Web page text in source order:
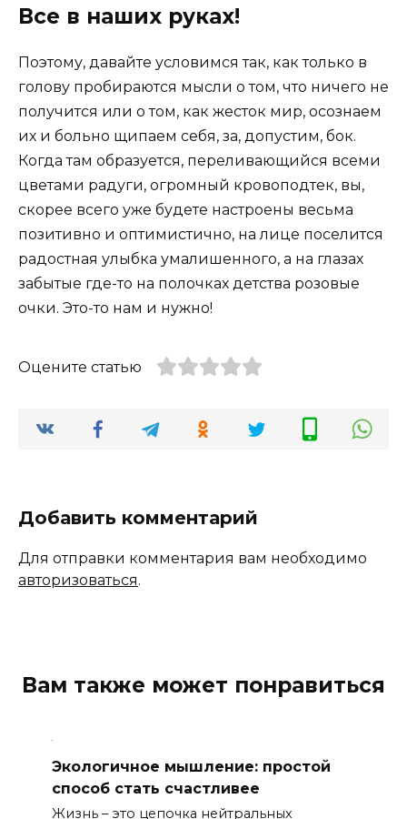
Все в наших руках!
Поэтому, давайте условимся так, как только в
голову пробираются мысли о том, что ничего не
получится или о том, как жесток мир, осознаем
их и больно щипаем себя, за, допустим, бок.
Когда там образуется, переливающийся всеми
цветами радуги, огромный кровоподтек, вы,
скорее всего уже будете настроены весьма
позитивно и оптимистично, на лице поселится
радостная улыбка умалишенного, а на глазах
забытые где-то на полочках детства розовые
очки. Это-то нам и нужно!
Оцените статью
Добавить комментарий
Для отправки комментария вам необходимо
авторизоваться.
Вам также может понравиться
Экологичное мышление: простой
способ стать счастливее
Жизнь – это цепочка нейтральных